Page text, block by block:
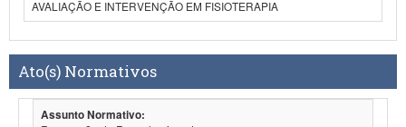
AVALIAÇÃO E INTERVENÇÃO EM FISIOTERAPIA
Ato(s) Normativos
Assunto Normativo: